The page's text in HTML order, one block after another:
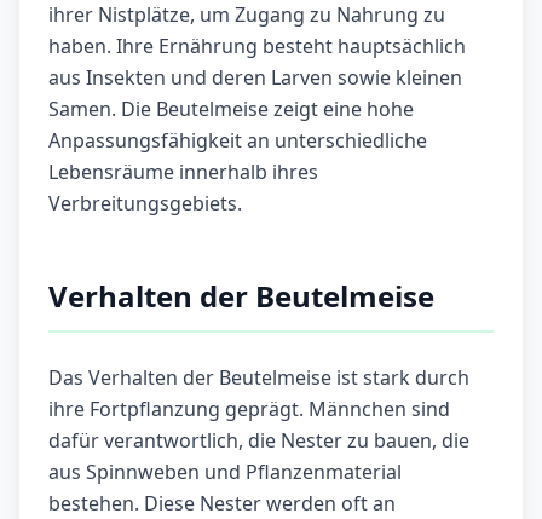
ihrer Nistplätze, um Zugang zu Nahrung zu
haben. Ihre Ernährung besteht hauptsächlich
aus Insekten und deren Larven sowie kleinen
Samen. Die Beutelmeise zeigt eine hohe
Anpassungsfähigkeit an unterschiedliche
Lebensräume innerhalb ihres
Verbreitungsgebiets.
Verhalten der Beutelmeise
Das Verhalten der Beutelmeise ist stark durch
ihre Fortpflanzung geprägt. Männchen sind
dafür verantwortlich, die Nester zu bauen, die
aus Spinnweben und Pflanzenmaterial
bestehen. Diese Nester werden oft an